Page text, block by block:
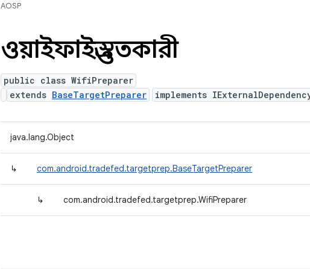
AOSP
ওয়াইফাইপ্রস্তুতকারী
public class WifiPreparer
extends BaseTargetPreparer implements
java.lang.Object
↳ com.android.tradefed.targetprep.BaseTargetPreparer
↳ com.android.tradefed.targetprep.WifiPreparer